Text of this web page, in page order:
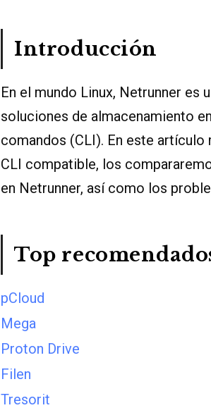
Introducción
En el mundo Linux, Netrunner
soluciones de almacenamiento
comandos (CLI). En este
CLI compatible, los
en Netrunner, así como los
Top
pCloud
Mega
Proton Drive
Filen
Tresorit